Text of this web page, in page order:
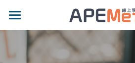
品牌特色
適用對象